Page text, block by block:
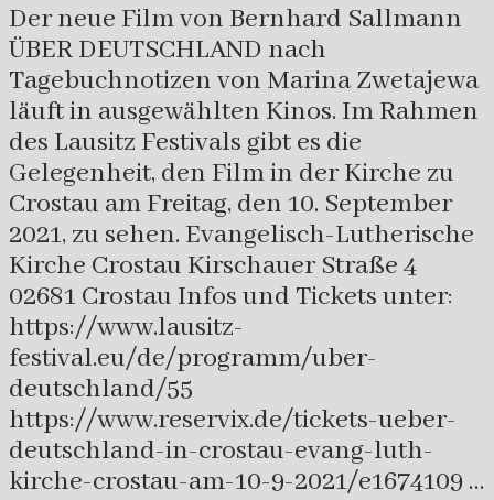
Der neue Film von Bernhard Sallmann
ÜBER DEUTSCHLAND nach
Tagebuchnotizen von Marina Zwetajewa
läuft in ausgewählten Kinos. Im Rahmen
des Lausitz Festivals gibt es die
Gelegenheit, den Film in der Kirche zu
Crostau am Freitag, den 10. September
2021, zu sehen. Evangelisch-Lutherische
Kirche Crostau Kirschauer Straße 4
02681 Crostau Infos und Tickets unter:
https://www.lausitz-
festival.eu/de/programm/uber-
deutschland/55
https://www.reservix.de/tickets-ueber-
deutschland-in-crostau-evang-luth-
kirche-crostau-am-10-9-2021/e1674109 …